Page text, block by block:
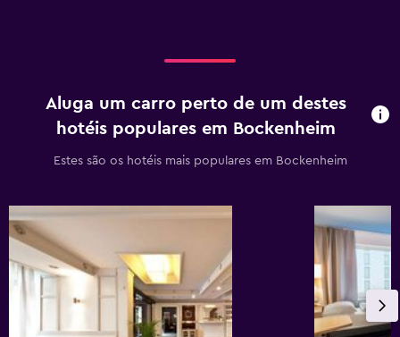
Aluga um carro perto de um destes
hotéis populares em Bockenheim
Estes são os hotéis mais populares em Bockenheim